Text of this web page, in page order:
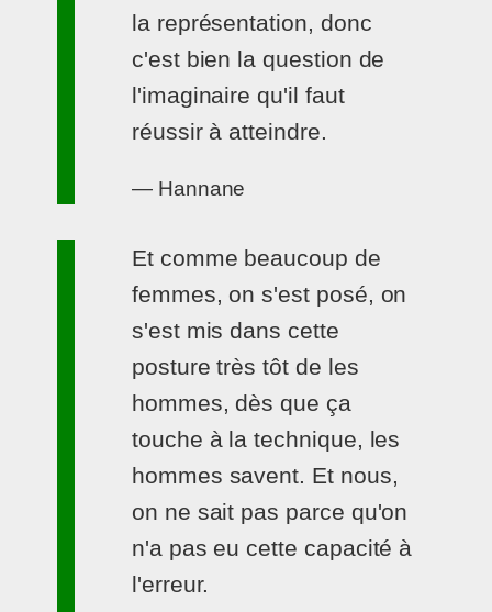
la représentation, donc
c'est bien la question de
l'imaginaire qu'il faut
réussir à atteindre.
— Hannane
Et comme beaucoup de
femmes, on s'est posé, on
s'est mis dans cette
posture très tôt de les
hommes, dès que ça
touche à la technique, les
hommes savent. Et nous,
on ne sait pas parce qu'on
n'a pas eu cette capacité à
l'erreur.